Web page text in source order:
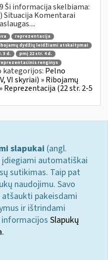
Ši informacija skelbiama:
Situacija Komentarai
reprezentacija
dydžių leidžiami atskaitymai
3 d.
pmį 22 str. 4 d.
renginys
kategorijos: Pelno
VI skyriai) » Ribojamų
(22 str. 2-5
slapukai (angl.
automatiškai
sutikimas. Taip pat
naudojimu. Savo
pakeisdami
ir ištrindami
informacijos Slapukų